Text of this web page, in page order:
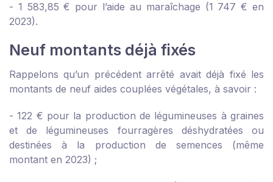
- 1 583,85 € pour l’aide au maraîchage (1 747 € en
2023).
Neuf montants déjà fixés
Rappelons qu’un précédent arrêté avait déjà fixé les
montants de neuf aides couplées végétales, à savoir :
- 122 € pour la production de légumineuses à graines
et de légumineuses fourragères déshydratées ou
destinées à la production de semences (même
montant en 2023) ;